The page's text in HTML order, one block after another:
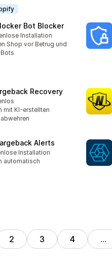
Bot Blocker
insgesamtInstallation
Shop vor Betrug und
Recovery
mit KI-erstellten
Alerts
insgesamtInstallation
automatisch
2 3 4 …